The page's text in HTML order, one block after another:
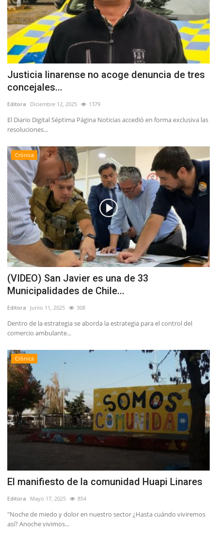
Justicia linarense no acoge denuncia de tres
concejales...
Editora Diciembre 12, 2025 1379
El Diario Digital Séptima Página Noticias accedió en forma exclusiva las
resoluciones...
Crónica
(VIDEO) San Javier es una de 33
Municipalidades de Chile...
Editora Junio 11, 2025 308
Dentro de la estrategia se aborda la estrategia para el control del
comercio ambulante...
Crónica
El manifiesto de la comunidad Huapi Linares
Editora Mayo 17, 2025 854
"Noche de miedo y dolor en nuestro sector ¿Hasta cuándo viviremos
así? Anoche vivimos...